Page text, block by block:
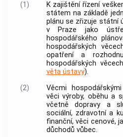
(1)
K zajištění řízení
státem na základě
plánu se zřizuje státní
v Praze jako
hospodářského
hospodářských
opatření a
hospodářských
věta ústavy).
(2)
Věcmi hospodářskými
věci výroby, oběhu a
včetně dopravy a
sociální, zdravotní a
finanční, věci cenové,
důchodů vůbec.